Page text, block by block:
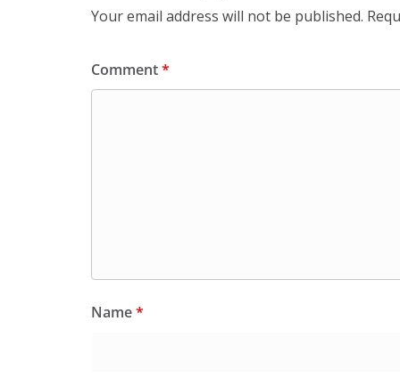
Your email address will not be published.
Comment*
Name*